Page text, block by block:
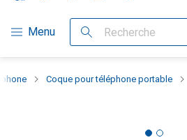
Navigation par catégorie
Menu Recherche
Coque pour téléphone portable